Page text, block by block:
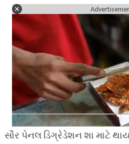
સૌર પેનલ ડિગ્રેડેશન શા માટે